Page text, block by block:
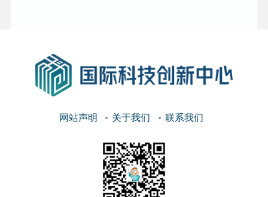
网站声明 关于我们 联系我们